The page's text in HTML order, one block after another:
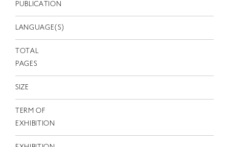
PUBLICATION
LANGUAGE(S)
TOTAL
PAGES
SIZE
TERM OF
EXHIBITION